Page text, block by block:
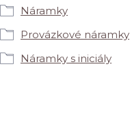
Náramky
Provázkové náramky
Náramky s iniciály